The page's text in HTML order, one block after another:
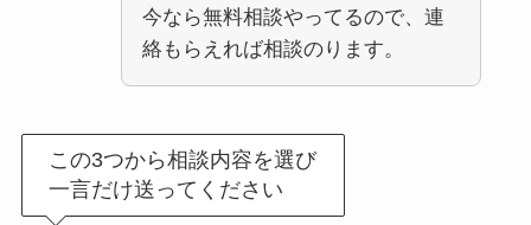
今なら無料相談やってるので、連
絡もらえれば相談のります。
この3つから相談内容を選び
一言だけ送ってください